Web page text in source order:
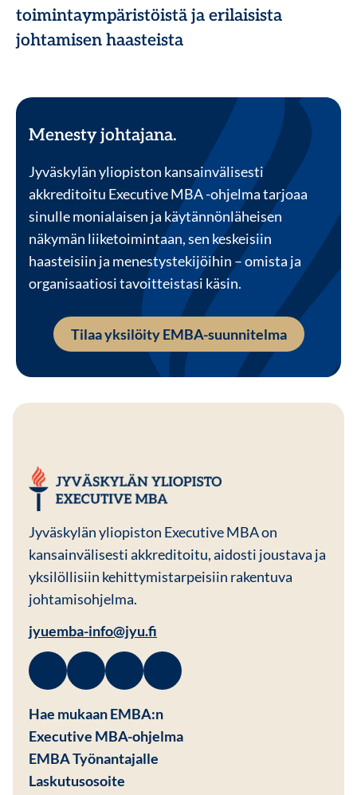
toimintaympäristöistä ja erilaisista
johtamisen haasteista
Menesty johtajana.
Jyväskylän yliopiston kansainvälisesti
akkreditoitu Executive MBA -ohjelma tarjoaa
sinulle monialaisen ja käytännönläheisen
näkymän liiketoimintaan, sen keskeisiin
haasteisiin ja menestystekijöihin – omista ja
organisaatiosi tavoitteistasi käsin.
Tilaa yksilöity EMBA-suunnitelma
Jyväskylän yliopiston Executive MBA on
kansainvälisesti akkreditoitu, aidosti joustava ja
yksilöllisiin kehittymistarpeisiin rakentuva
johtamisohjelma.
jyuemba-info@jyu.fi
Facebook
Avautuu uuteen ikkunaan
Linkedin
Avautuu uuteen ikkunaan
Instagram
Avautuu uuteen ikkunaan
Youtube
Avautuu uuteen ikkunaan
Hae mukaan EMBA:n
Executive MBA-ohjelma
EMBA Työnantajalle
Laskutusosoite